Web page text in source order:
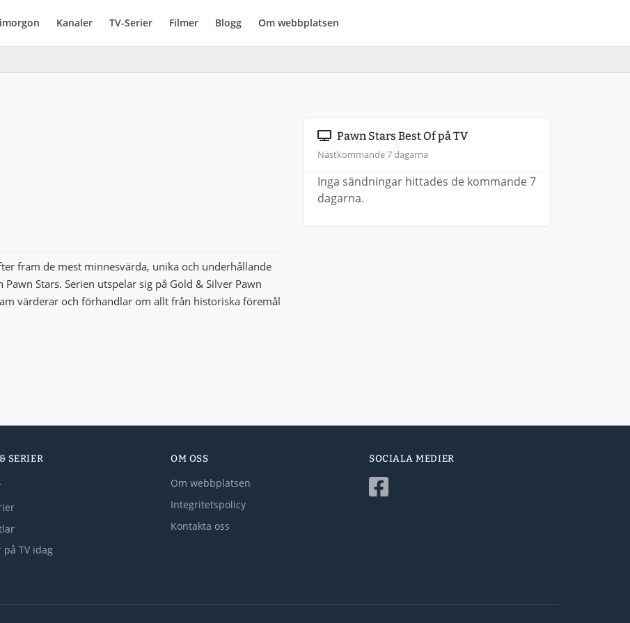
Kanaler TV-Serier Filmer Blogg Om webbplatsen
fram de mest minnesvärda, unika och underhållande
Stars. Serien utspelar sig på Gold & Silver Pawn
värderar och förhandlar om allt från historiska föremål
Pawn Stars Best Of på TV
Nästkommande 7 dagarna
Inga sändningar hittades de kommande 7
dagarna.
SERIER
på TV idag
OM OSS
Om webbplatsen
Integritetspolicy
Kontakta oss
SOCIALA MEDIER